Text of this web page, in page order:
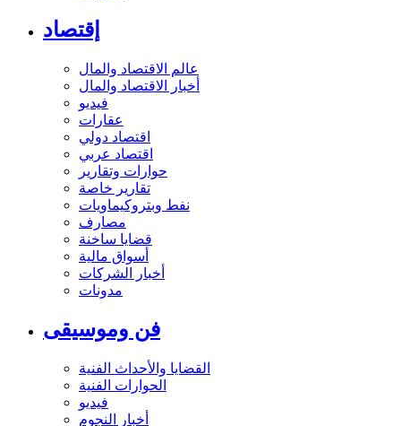
إقتصاد
عالم الاقتصاد والمال
أخبار الاقتصاد والمال
فيديو
عقارات
اقتصاد دولي
اقتصاد عربي
حوارات وتقارير
تقارير خاصة
نفط وبتروكيماويات
مصارف
قضايا ساخنة
أسواق مالية
أخبار الشركات
مدونات
فن وموسيقى
القضايا والأحداث الفنية
الحوارات الفنية
فيديو
أخبار النجوم